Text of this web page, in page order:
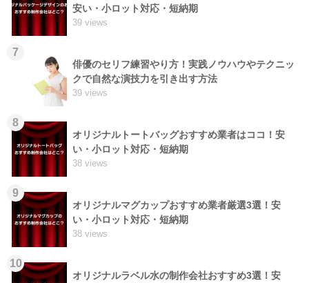
安い・小ロット対応・短納期
39 views
7
俳優のセリフ練習やり方！実践ノウハウやテクニッ
クで自然な演技力を引き出す方法
39 views
8
オリジナルトートバッグおすすめ業者はココ！安
い・小ロット対応・短納期
38 views
9
オリジナルマグカップおすすめ業者厳選3選！安
い・小ロット対応・短納期
38 views
10
オリジナルラベル水の制作会社おすすめ3選！安